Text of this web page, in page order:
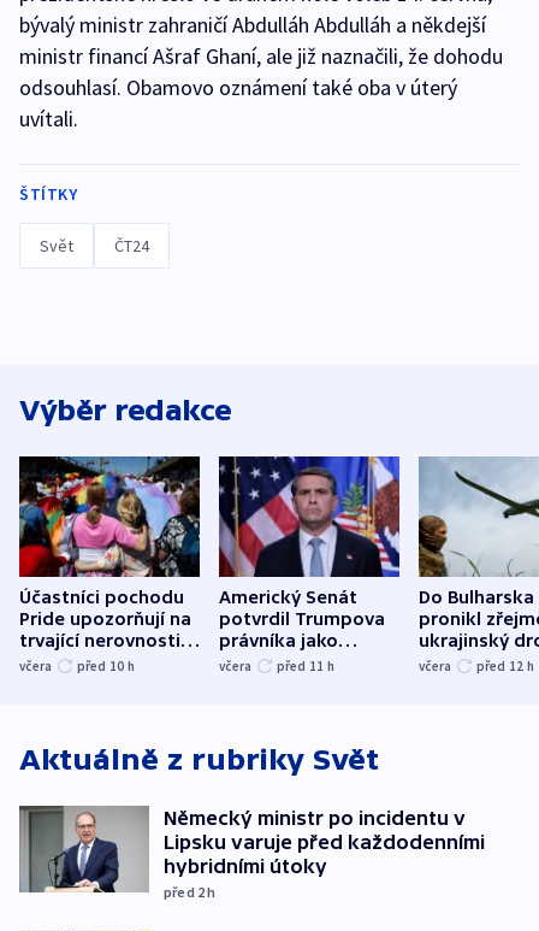
bývalý ministr zahraničí Abdulláh Abdulláh a někdejší
ministr financí Ašraf Ghaní, ale již naznačili, že dohodu
odsouhlasí. Obamovo oznámení také oba v úterý
uvítali.
ŠTÍTKY
Svět ČT24
Výběr redakce
Účastníci pochodu
Pride upozorňují na
trvající nerovnosti i
společenskou
včera před 10 h
Americký Senát
potvrdil Trumpova
právníka jako
ministra
včera před 11 h
Do Bulharska
pronikl
ukrajinský
explodoval
včera před 12 h
Aktuálně z rubriky Svět
Německý ministr po incidentu v
Lipsku varuje před každodenními
hybridními útoky
před 2h